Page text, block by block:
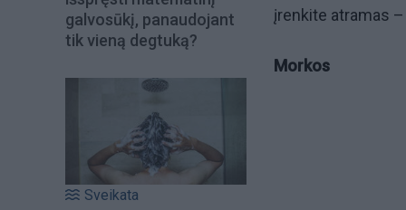
galvosūkį, panaudojant
tik vieną degtuką?
Sveikata
įrenkite atramas
Morkos